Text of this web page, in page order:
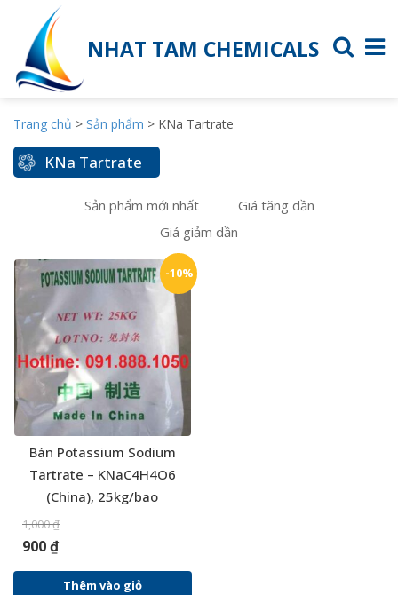
NHAT TAM CHEMICALS
Trang chủ > Sản phẩm > KNa Tartrate
KNa Tartrate
Sản phẩm mới nhất
Giá tăng dần
Giá giảm dần
-10%
Bán Potassium Sodium
Tartrate – KNaC4H4O6
(China), 25kg/bao
1,000₫
900₫
Thêm vào giỏ